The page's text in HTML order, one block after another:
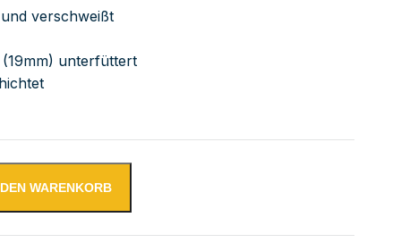
verschweißt
unterfüttert
mit Schubladenblock links & rechts verschweißt |
WARENKORB